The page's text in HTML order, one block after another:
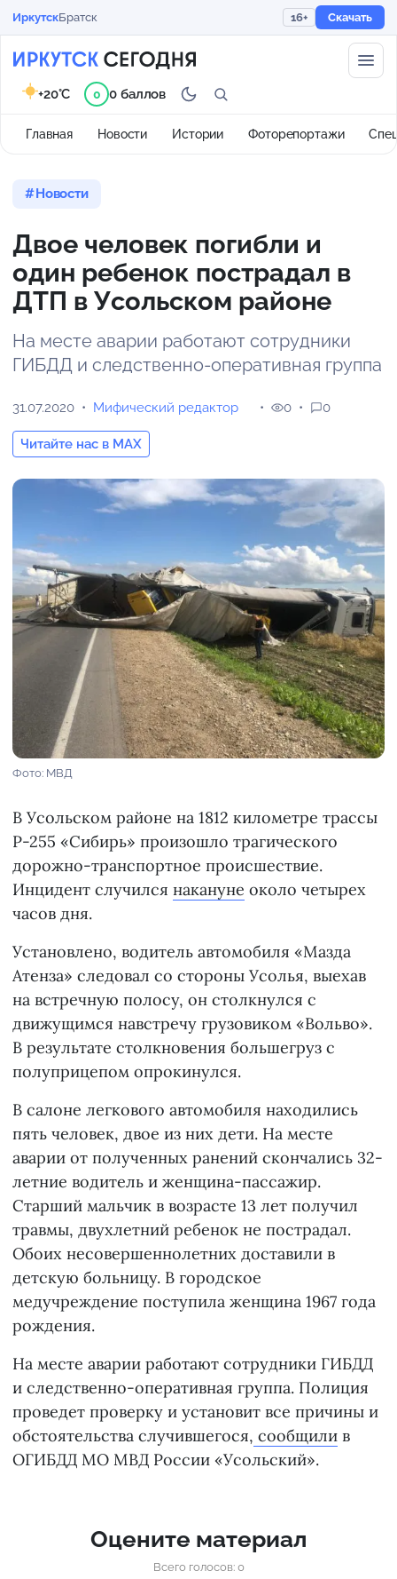
ИркутскБратск 16+ Скачать
Главная Новости Истории Фоторепортажи
+20°C 0 0 баллов
Новости
Двое человек погибли и
один ребенок пострадал в
ДТП в Усольском районе
На месте аварии работают сотрудники
ГИБДД и следственно-оперативная группа
31.07.2020 Мифический редактор
Читайте нас в MAX
0 0
Фото: МВД
В Усольском районе на 1812 километре трассы
Р-255 «Сибирь» произошло трагического
дорожно-транспортное происшествие.
Инцидент случился накануне около четырех
часов дня.
Установлено, водитель автомобиля «Мазда
Атенза» следовал со стороны Усолья, выехав
на встречную полосу, он столкнулся с
движущимся навстречу грузовиком «Вольво».
В результате столкновения большегруз с
полуприцепом опрокинулся.
В салоне легкового автомобиля находились
пять человек, двое из них дети. На месте
аварии от полученных ранений скончались 32-
летние водитель и женщина-пассажир.
Старший мальчик в возрасте 13 лет получил
травмы, двухлетний ребенок не пострадал.
Обоих несовершеннолетних доставили в
детскую больницу. В городское
медучреждение поступила женщина 1967 года
рождения.
На месте аварии работают сотрудники ГИБДД
и следственно-оперативная группа. Полиция
проведет проверку и установит все причины и
обстоятельства случившегося, сообщили в
ОГИБДД МО МВД России «Усольский».
Оцените материал
Всего голосов: 0